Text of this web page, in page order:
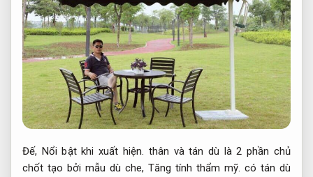
Đế, Nổi bật khi xuất hiện. thân và tán dù là 2 phần chủ
chốt tạo bởi mẫu dù che, Tăng tính thẩm mỹ. có tán dù